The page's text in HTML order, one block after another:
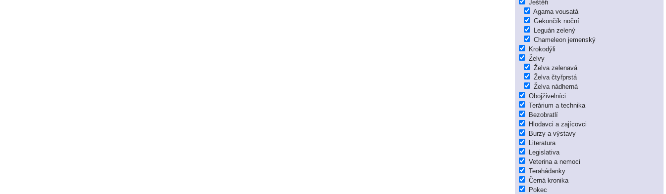
Ještěři
Agama vousatá
Gekončík noční
Leguán zelený
Chameleon jemenský
Krokodýli
Želvy
Želva zelenavá
Želva čtyřprstá
Želva nádherná
Obojživelníci
Terárium a technika
Bezobratlí
Hlodavci a zajícovci
Burzy a výstavy
Literatura
Legislativa
Veterina a nemoci
Terahádanky
Černá kronika
Pokec